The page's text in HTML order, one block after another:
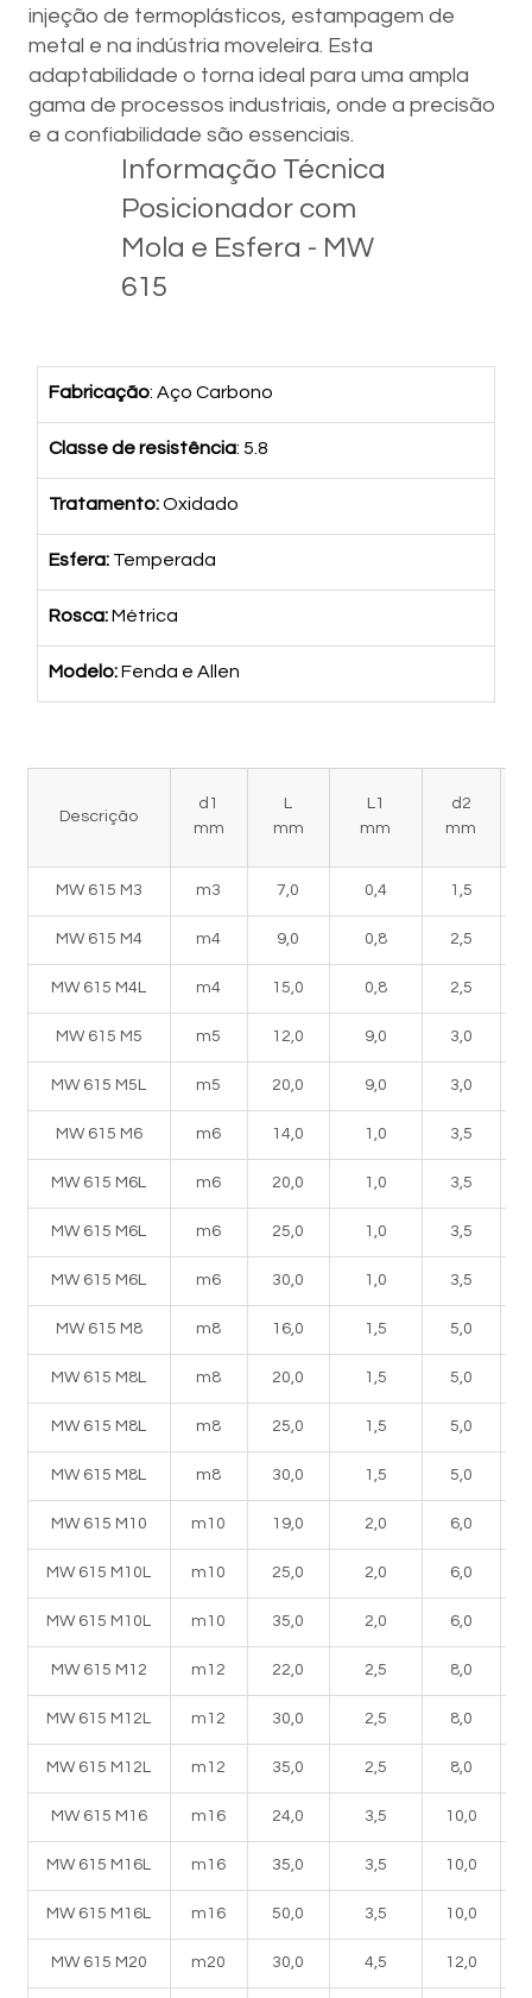
injeção de termoplásticos, estampagem de
metal e na indústria moveleira. Esta
adaptabilidade o torna ideal para uma ampla
gama de processos industriais, onde a precisão
e a confiabilidade são essenciais.
Informação Técnica
Posicionador com
Mola e Esfera - MW
615
Fabricação: Aço Carbono
Classe de resistência: 5.8
Tratamento: Oxidado
Esfera: Temperada
Rosca: Métrica
Modelo: Fenda e Allen
Descrição
d1
mm
L
mm
L1
mm
d2
mm
MW 615 M3 m3 7,0 0,4 1,5
MW 615 M4 m4 9,0 0,8 2,5
MW 615 M4L m4 15,0 0,8 2,5
MW 615 M5 m5 12,0 9,0 3,0
MW 615 M5L m5 20,0 9,0 3,0
MW 615 M6 m6 14,0 1,0 3,5
MW 615 M6L m6 20,0 1,0 3,5
MW 615 M6L m6 25,0 1,0 3,5
MW 615 M6L m6 30,0 1,0 3,5
MW 615 M8 m8 16,0 1,5 5,0
MW 615 M8L m8 20,0 1,5 5,0
MW 615 M8L m8 25,0 1,5 5,0
MW 615 M8L m8 30,0 1,5 5,0
MW 615 M10 m10 19,0 2,0 6,0
MW 615 M10L m10 25,0 2,0 6,0
MW 615 M10L m10 35,0 2,0 6,0
MW 615 M12 m12 22,0 2,5 8,0
MW 615 M12L m12 30,0 2,5 8,0
MW 615 M12L m12 35,0 2,5 8,0
MW 615 M16 m16 24,0 3,5 10,0
MW 615 M16L m16 35,0 3,5 10,0
MW 615 M16L m16 50,0 3,5 10,0
MW 615 M20 m20 30,0 4,5 12,0